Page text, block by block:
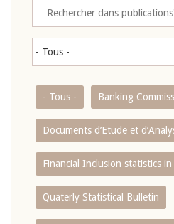
- Tous - Banking
Documents d’Etude et
Financial Inclusion statistics in
Quaterly Statistical Bulletin